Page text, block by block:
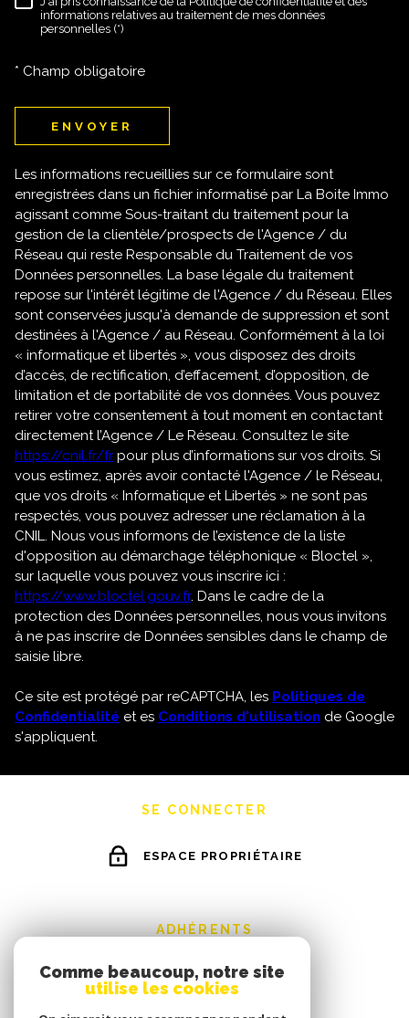
RÈGLEMENTATION
informations relatives au traitement de mes données
personnelles (*)
* Champ obligatoire
ENVOYER
Les informations recueillies sur ce formulaire sont
enregistrées dans un fichier informatisé par La Boite Immo
agissant comme Sous-traitant du traitement pour la
gestion de la clientèle/prospects de l'Agence / du
Réseau qui reste Responsable du Traitement de vos
Données personnelles. La base légale du traitement
repose sur l'intérêt légitime de l'Agence / du Réseau. Elles
sont conservées jusqu'à demande de suppression et sont
destinées à l'Agence / au Réseau. Conformément à la loi
« informatique et libertés », vous disposez des droits
d’accès, de rectification, d’effacement, d’opposition, de
limitation et de portabilité de vos données. Vous pouvez
retirer votre consentement à tout moment en contactant
directement l’Agence / Le Réseau. Consultez le site
https://cnil.fr/fr pour plus d’informations sur vos droits. Si
vous estimez, après avoir contacté l'Agence / le Réseau,
que vos droits « Informatique et Libertés » ne sont pas
respectés, vous pouvez adresser une réclamation à la
CNIL. Nous vous informons de l’existence de la liste
d'opposition au démarchage téléphonique « Bloctel »,
sur laquelle vous pouvez vous inscrire ici :
https://www.bloctel.gouv.fr. Dans le cadre de la
protection des Données personnelles, nous vous invitons
à ne pas inscrire de Données sensibles dans le champ de
saisie libre.
Ce site est protégé par reCAPTCHA, les Politiques de
Confidentialité et es Conditions d'utilisation de Google
s'appliquent.
SE CONNECTER
ESPACE PROPRIÉTAIRE
ADHÉRENTS
Comme beaucoup, notre site
utilise les cookies